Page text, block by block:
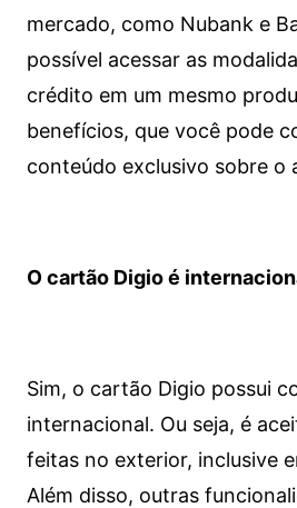
mercado, como Nubank e
possível acessar as
crédito em um mesmo
benefícios, que você pode
conteúdo exclusivo sobre o
O cartão Digio é
Sim, o cartão Digio possui
internacional. Ou seja, é
feitas no exterior, inclusive
Além disso, outras